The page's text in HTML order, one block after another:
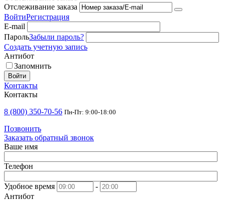
Отслеживание заказа
ВойтиРегистрация
E-mail
ПарольЗабыли пароль?
Создать учетную запись
Антибот
Запомнить
Войти
Контакты
Контакты
8 (800) 350-70-56 Пн-Пт: 9:00-18:00
Позвонить
Заказать обратный звонок
Ваше имя
Телефон
Удобное время
-
Антибот